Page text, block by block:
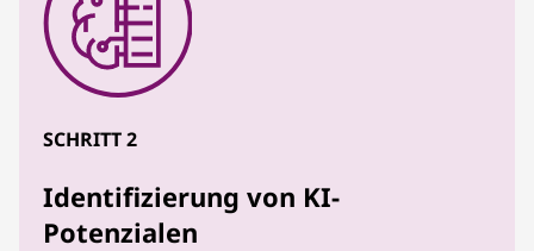
SCHRITT 2
Identifizierung von KI-
Potenzialen